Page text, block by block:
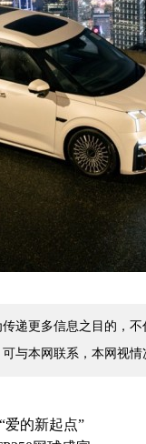
递更多信息之目的，
与本网联系，本网视情
爱的新起点”